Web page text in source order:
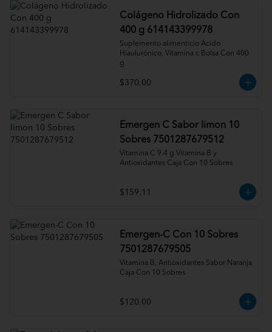
Colágeno Hidrolizado Con
400 g 614143399978
Suplemento alimenticio Ácido
Hiaulurónico, Vitamina c Bolsa Con 400
g
$370.00
Emergen C Sabor limon 10
Sobres 7501287679512
Vitamina C 9.4 g Vitamina B y
Antioxidantes Caja Con 10 Sobres
$159.11
Emergen-C Con 10 Sobres
7501287679505
Vitamina B, Antioxidantes Sabor Naranja
Caja Con 10 Sobres
$120.00